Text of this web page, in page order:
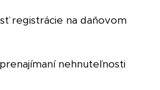
registrácie na daňovom
nehnuteľnosti